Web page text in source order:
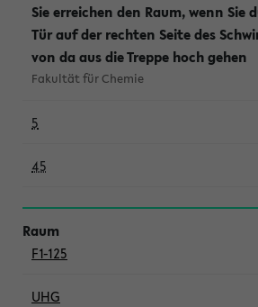
Sie erreichen den Raum, wenn Sie
Tür auf der rechten Seite des
von da aus die Treppe hoch gehen
Fakultät für Chemie
5
45
F1-125
UHG